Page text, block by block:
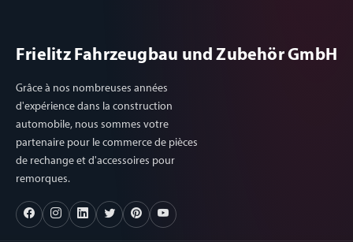
Frielitz Fahrzeugbau und Zubehör GmbH
Grâce à nos nombreuses années
d'expérience dans la construction
automobile, nous sommes votre
partenaire pour le commerce de pièces
de rechange et d'accessoires pour
remorques.